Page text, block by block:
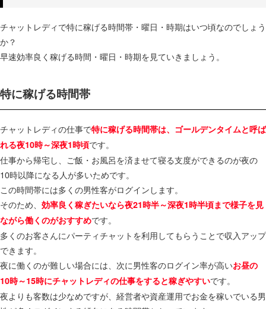
チャットレディで特に稼げる時間帯・曜日・時期はいつ頃なのでしょう
か？
早速効率良く稼げる時間・曜日・時期を見ていきましょう。
特に稼げる時間帯
チャットレディの仕事で特に稼げる時間帯は、ゴールデンタイムと呼ば
れる夜10時～深夜1時頃です。
仕事から帰宅し、ご飯・お風呂を済ませて寝る支度ができるのが夜の
10時以降になる人が多いためです。
この時間帯には多くの男性客がログインします。
そのため、 効率良く稼ぎたいなら夜21時半～深夜1時半頃まで様子を見
ながら働くのがおすすめです。
多くのお客さんにパーティチャットを利用してもらうことで収入アップ
できます。
夜に働くのが難しい場合には、次に男性客のログイン率が高いお昼の
10時～15時にチャットレディの仕事をすると稼ぎやすいです。
夜よりも客数は少なめですが、経営者や資産運用でお金を稼いでいる男